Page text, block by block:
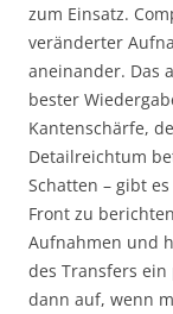
zum Einsatz.
veränderter
aneinander. Das
bester
Kantenschärfe,
Detailreichtum
Schatten – gibt
Front zu
Aufnahmen und
des Transfers
dann auf, wenn